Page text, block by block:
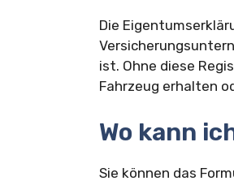
Die
ist. Ohne diese
Fahrzeug erhalten
Wo kann
Sie können das